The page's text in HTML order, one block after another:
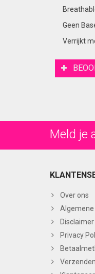
Geen
Verrijkt
Meld je
Over ons
Disclaimer
Privacy